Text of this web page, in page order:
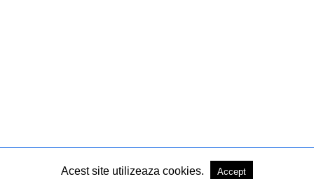
Acest site utilizeaza cookies. Accept